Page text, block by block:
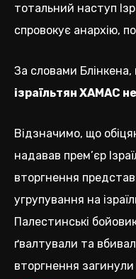
тотальний наступ
спровокує анархію,
За словами Блінкена,
ізраїльтян ХАМАС
Відзначимо, що
надавав прем’єр
вторгнення
угрупування на
Палестинські
ґвалтували та
вторгнення